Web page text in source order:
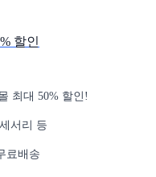
할인
최대 50% 할인!
서리 등
료배송